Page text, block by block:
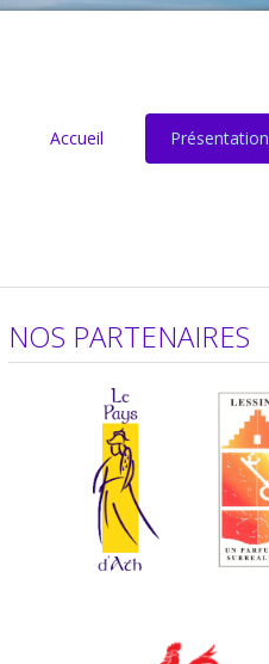
Accueil Présentation
NOS PARTENAIRES